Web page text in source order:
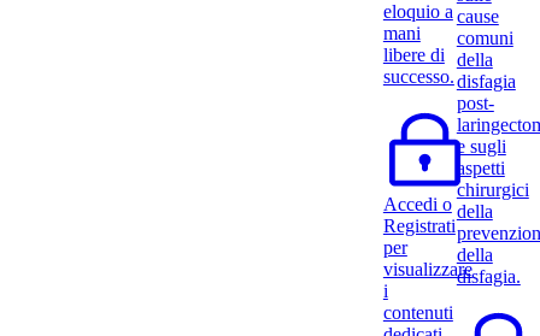
eloquio a
mani
libere di
successo.
Accedi o
Registrati
per
visualizzare
i
contenuti
cause
comuni
della
disfagia
post-
e sugli
aspetti
chirurgici
della
della
disfagia.